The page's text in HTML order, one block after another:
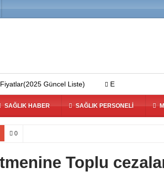
Güncel Liste) En İyi Saç Ekim
SAĞLIK HABER SAĞLIK PERSONELI
0
Toplu